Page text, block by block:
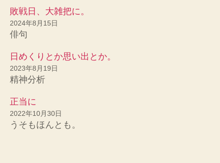
敗戦日、大雑把に。
2024年8月15日
俳句
日めくりとか思い出とか。
2023年8月19日
精神分析
正当に
2022年10月30日
うそもほんとも。